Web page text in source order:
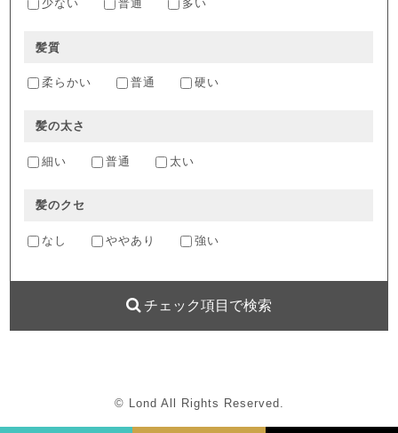
少ない 普通 多い
髪質
柔らかい 普通 硬い
髪の太さ
細い 普通 太い
髪のクセ
なし ややあり 強い
チェック項目で検索
© Lond All Rights Reserved.